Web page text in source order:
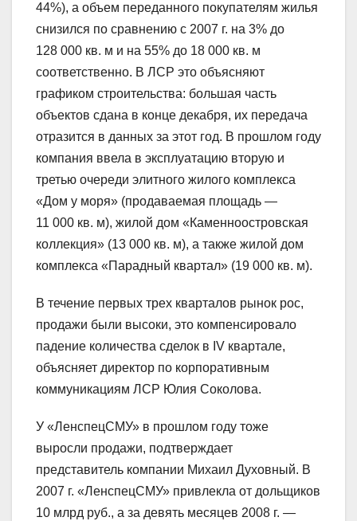
44%), а объем переданного покупателям жилья
снизился по сравнению с 2007 г. на 3% до
128 000 кв. м и на 55% до 18 000 кв. м
соответственно. В ЛСР это объясняют
графиком строительства: большая часть
объектов сдана в конце декабря, их передача
отразится в данных за этот год. В прошлом году
компания ввела в эксплуатацию вторую и
третью очереди элитного жилого комплекса
«Дом у моря» (продаваемая площадь —
11 000 кв. м), жилой дом «Каменноостровская
коллекция» (13 000 кв. м), а также жилой дом
комплекса «Парадный квартал» (19 000 кв. м).
В течение первых трех кварталов рынок рос,
продажи были высоки, это компенсировало
падение количества сделок в IV квартале,
объясняет директор по корпоративным
коммуникациям ЛСР Юлия Соколова.
У «ЛенспецСМУ» в прошлом году тоже
выросли продажи, подтверждает
представитель компании Михаил Духовный. В
2007 г. «ЛенспецСМУ» привлекла от дольщиков
10 млрд руб., а за девять месяцев 2008 г. —